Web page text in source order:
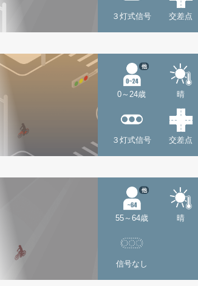
３灯式信号 交差点
0～24歳
他
晴
３灯式信号 交差点
55～64歳
他
晴
信号なし